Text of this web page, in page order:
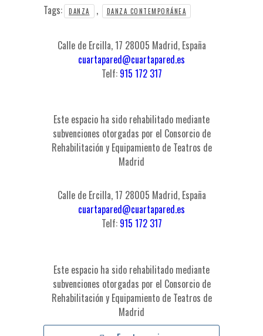
Tags: DANZA , DANZA CONTEMPORÁNEA
Calle de Ercilla, 17 28005 Madrid, España
cuartapared@cuartapared.es
Telf: 915 172 317
Este espacio ha sido rehabilitado mediante
subvenciones otorgadas por el Consorcio de
Rehabilitación y Equipamiento de Teatros de
Madrid
Calle de Ercilla, 17 28005 Madrid, España
cuartapared@cuartapared.es
Telf: 915 172 317
Este espacio ha sido rehabilitado mediante
subvenciones otorgadas por el Consorcio de
Rehabilitación y Equipamiento de Teatros de
Madrid